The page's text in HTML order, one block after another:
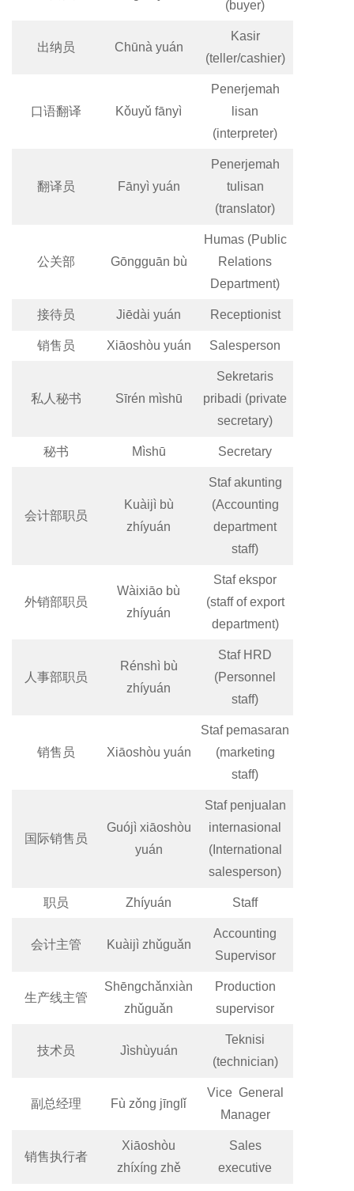
(buyer)
出纳员 Chūnà yuán
Kasir
(teller/cashier)
口语翻译 Kǒuyǔ fānyì
Penerjemah
lisan
(interpreter)
翻译员 Fānyì yuán
Penerjemah
tulisan
(translator)
公关部 Gōngguān bù
Humas (Public
Relations
Department)
接待员 Jiēdài yuán Receptionist
销售员 Xiāoshòu yuán Salesperson
私人秘书 Sīrén mìshū
Sekretaris
pribadi (private
secretary)
秘书 Mìshū Secretary
会计部职员
Kuàijì bù
zhíyuán
Staf akunting
(Accounting
department
staff)
外销部职员
Wàixiāo bù
zhíyuán
Staf ekspor
(staff of export
department)
人事部职员
Rénshì bù
zhíyuán
Staf HRD
(Personnel
staff)
销售员 Xiāoshòu yuán
Staf pemasaran
(marketing
staff)
国际销售员
Guójì xiāoshòu
yuán
Staf penjualan
internasional
(International
salesperson)
职员 Zhíyuán Staff
会计主管 Kuàijì zhǔguǎn
Accounting
Supervisor
生产线主管
Shēngchǎnxiàn
zhǔguǎn
Production
supervisor
技术员 Jìshùyuán
Teknisi
(technician)
副总经理 Fù zǒng jīnglǐ
Vice General
Manager
销售执行者
Xiāoshòu
zhíxíng zhě
Sales
executive